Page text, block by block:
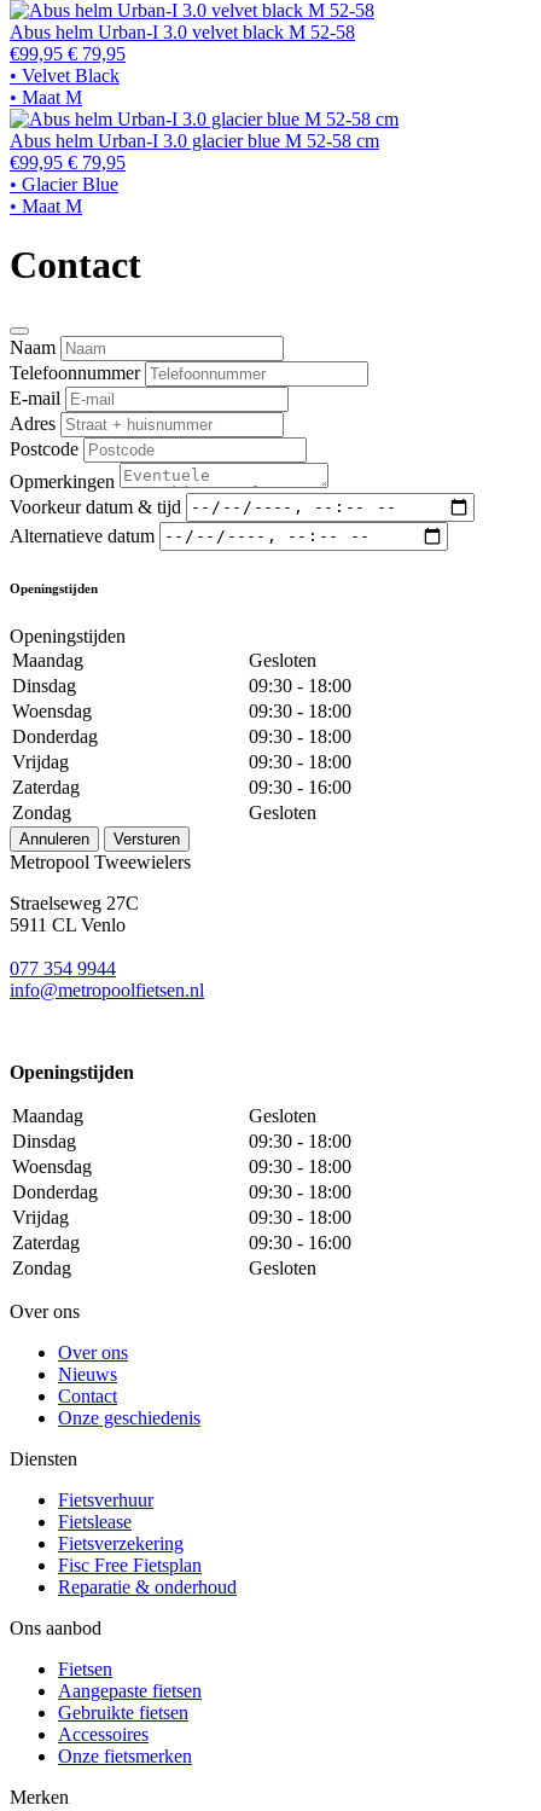
Abus helm Urban-I 3.0 velvet black M 52-58
€99,95 € 79,95
• Velvet Black
• Maat M
Abus helm Urban-I 3.0 glacier blue M 52-58 cm
€99,95 € 79,95
• Glacier Blue
• Maat M
Contact
Naam
Telefoonnummer
E-mail
Adres
Postcode
Opmerkingen
Voorkeur datum & tijd
Alternatieve datum
Openingstijden
Openingstijden
Maandag
Gesloten
Dinsdag
09:30 - 18:00
Woensdag
09:30 - 18:00
Donderdag
09:30 - 18:00
Vrijdag
09:30 - 18:00
Zaterdag
09:30 - 16:00
Zondag
Gesloten
Annuleren Versturen
Metropool Tweewielers
Straelseweg 27C
5911 CL Venlo
077 354 9944
info@metropoolfietsen.nl
Openingstijden
Maandag
Gesloten
Dinsdag
09:30 - 18:00
Woensdag
09:30 - 18:00
Donderdag
09:30 - 18:00
Vrijdag
09:30 - 18:00
Zaterdag
09:30 - 16:00
Zondag
Gesloten
Over ons
Over ons
Nieuws
Contact
Onze geschiedenis
Diensten
Fietsverhuur
Fietslease
Fietsverzekering
Fisc Free Fietsplan
Reparatie & onderhoud
Ons aanbod
Fietsen
Aangepaste fietsen
Gebruikte fietsen
Accessoires
Onze fietsmerken
Merken